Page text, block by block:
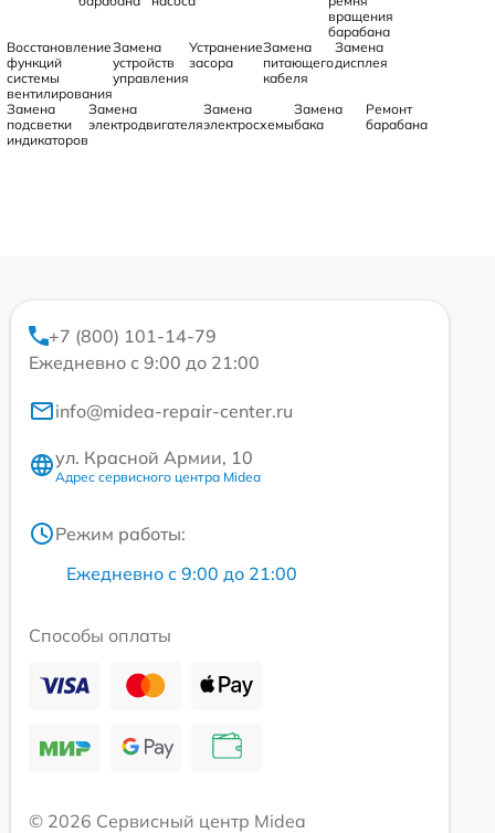
вращения
барабана
Восстановление
функций
системы
вентилирования
Замена
устройств
управления
Устранение
засора
Замена
питающего
кабеля
Замена
дисплея
Замена
подсветки
индикаторов
Замена
электродвигателя
Замена
электросхемы
Замена
бака
Ремонт
барабана
+7 (800) 101-14-79
Ежедневно с 9:00 до 21:00
info@midea-repair-center.ru
ул. Красной Армии, 10
Адрес сервисного центра Midea
Режим работы:
Ежедневно с 9:00 до 21:00
Способы оплаты
© 2026 Сервисный центр Midea